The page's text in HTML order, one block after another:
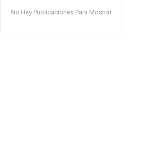
No Hay Publicaciones Para Mostrar